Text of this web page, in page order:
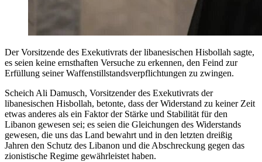
Der Vorsitzende des Exekutivrats der libanesischen Hisbollah sagte,
es seien keine ernsthaften Versuche zu erkennen, den Feind zur
Erfüllung seiner Waffenstillstandsverpflichtungen zu zwingen.
Scheich Ali Damusch, Vorsitzender des Exekutivrats der
libanesischen Hisbollah, betonte, dass der Widerstand zu keiner Zeit
etwas anderes als ein Faktor der Stärke und Stabilität für den
Libanon gewesen sei; es seien die Gleichungen des Widerstands
gewesen, die uns das Land bewahrt und in den letzten dreißig
Jahren den Schutz des Libanon und die Abschreckung gegen das
zionistische Regime gewährleistet haben.